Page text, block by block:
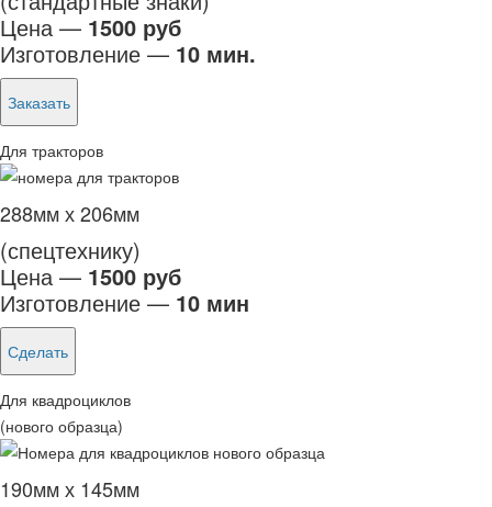
Цена — 1500 руб
Изготовление — 10 мин.
Заказать
Для тракторов
288мм х 206мм
(спецтехнику)
Цена — 1500 руб
Изготовление — 10 мин
Сделать
Для квадроциклов
(нового образца)
190мм х 145мм